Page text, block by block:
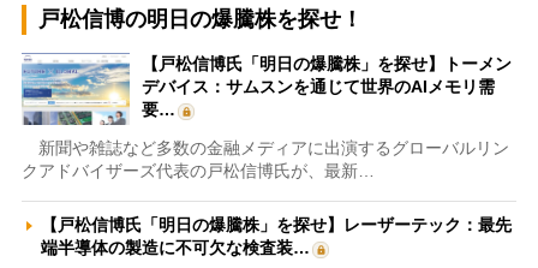
戸松信博の明日の爆騰株を探せ！
【戸松信博氏「明日の爆騰株」を探せ】トーメン
デバイス：サムスンを通じて世界のAIメモリ需
要…
新聞や雑誌など多数の金融メディアに出演するグローバルリン
クアドバイザーズ代表の戸松信博氏が、最新…
【戸松信博氏「明日の爆騰株」を探せ】レーザーテック：最先
端半導体の製造に不可欠な検査装…